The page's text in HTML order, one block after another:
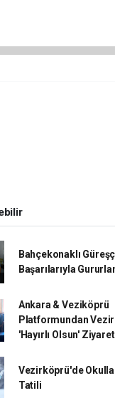
Bahçekonaklı
Başarılarıyla
Ankara & Veziköprü
Platformundan
'Hayırlı Olsun'
Vezirköprü'de
Tatili